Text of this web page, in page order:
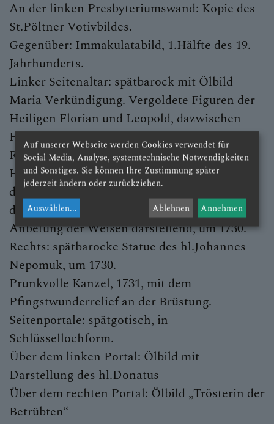
An der linken Presbyteriumswand: Kopie des
St.Pöltner Votivbildes.
Gegenüber: Immakulatabild, 1.Hälfte des 19.
Jahrhunderts.
Linker Seitenaltar: spätbarock mit Ölbild
Maria Verkündigung. Vergoldete Figuren der
Heiligen Florian und Leopold, dazwischen
Herz-Jesu-Figur.
Rechter Seitenaltar: barock, mit Ölbild Mariä
Heimsuchung und Statuen des hl. Johannes
d.Täufers und des hl. Leonhard. Links neben
dem Altar spätbarocke Figurengruppe, die
Anbetung der Weisen darstellend, um 1730.
Rechts: spätbarocke Statue des hl.Johannes
Nepomuk, um 1730.
Prunkvolle Kanzel, 1731, mit dem
Pfingstwunderrelief an der Brüstung.
Seitenportale: spätgotisch, in
Schlüssellochform.
Über dem linken Portal: Ölbild mit
Darstellung des hl.Donatus
Über dem rechten Portal: Ölbild „Trösterin der
Betrübten“
Auf unserer Webseite werden Cookies verwendet für
Social Media, Analyse, systemtechnische Notwendigkeiten
und Sonstiges. Sie können Ihre Zustimmung später
jederzeit ändern oder zurückziehen.
Auswählen... Ablehnen Annehmen